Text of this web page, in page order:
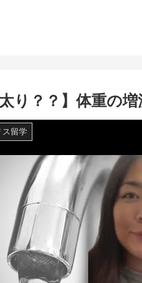
太り？？】体重の
ス留学